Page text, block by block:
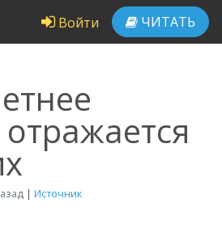
Войти ЧИТАТЬ
| Источник